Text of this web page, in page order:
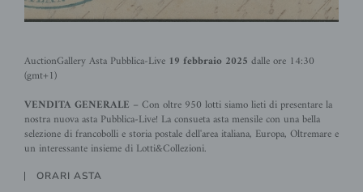
AuctionGallery Asta Pubblica-Live 19 febbraio 2025 dalle ore 14:30
(gmt+1)
VENDITA GENERALE – Con oltre 950 lotti siamo lieti di presentare la
nostra nuova asta Pubblica-Live! La consueta asta mensile con una bella
selezione di francobolli e storia postale dell'area italiana, Europa, Oltremare e
un interessante insieme di Lotti&Collezioni.
ORARI ASTA